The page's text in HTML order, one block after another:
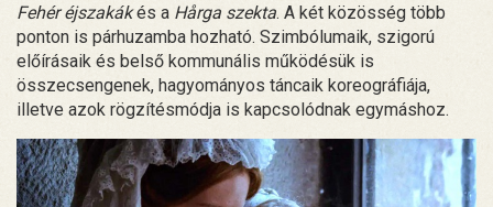
Fehér éjszakákés a Hårga szekta. A két közösség több
ponton is párhuzamba hozható. Szimbólumaik, szigorú
előírásaik és belső kommunális működésük is
összecsengenek, hagyományos táncaik koreográfiája,
illetve azok rögzítésmódja is kapcsolódnak egymáshoz.